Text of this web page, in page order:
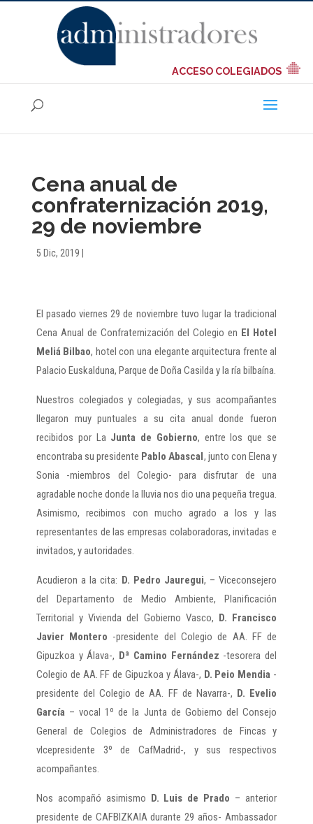
ACCESO COLEGIADOS
Cena anual de
confraternización 2019,
29 de noviembre
5 Dic, 2019
El pasado viernes 29 de noviembre tuvo lugar la tradicional
Cena Anual de Confraternización del Colegio en El Hotel
Meliá Bilbao, hotel con una elegante arquitectura frente al
Palacio Euskalduna, Parque de Doña Casilda y la ría bilbaína.
Nuestros colegiados y colegiadas, y sus acompañantes
llegaron muy puntuales a su cita anual donde fueron
recibidos por La Junta de Gobierno, entre los que se
encontraba su presidente Pablo Abascal, junto con Elena y
Sonia -miembros del Colegio- para disfrutar de una
agradable noche donde la lluvia nos dio una pequeña tregua.
Asimismo, recibimos con mucho agrado a los y las
representantes de las empresas colaboradoras, invitadas e
invitados, y autoridades.
Acudieron a la cita: D. Pedro Jauregui, – Viceconsejero
del Departamento de Medio Ambiente, Planificación
Territorial y Vivienda del Gobierno Vasco, D. Francisco
Javier Montero -presidente del Colegio de AA. FF de
Gipuzkoa y Álava-, Dª Camino Fernández -tesorera del
Colegio de AA. FF de Gipuzkoa y Álava-, D. Peio Mendia -
presidente del Colegio de AA. FF de Navarra-, D. Evelio
García– vocal 1º de la Junta de Gobierno del Consejo
General de Colegios de Administradores de Fincas y
vIcepresidente 3º de CafMadrid-, y sus respectivos
acompañantes.
Nos acompañó asimismo D. Luis de Prado – anterior
presidente de CAFBIZKAIA durante 29 años- Ambassador